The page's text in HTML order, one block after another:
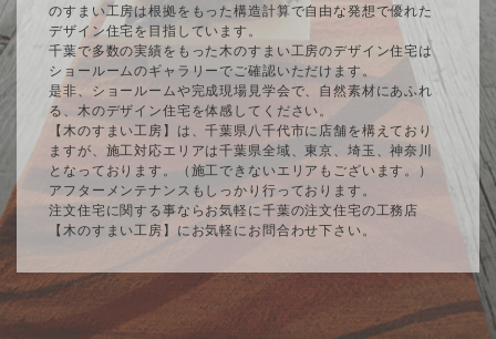
のすまい工房は根拠をもった構造計算で自由な発想で優れた
デザイン住宅を目指しています。
千葉で多数の実績をもった木のすまい工房のデザイン住宅は
ショールームのギャラリーでご確認いただけます。
是非、ショールームや完成現場見学会で、自然素材にあふれ
る、木のデザイン住宅を体感してください。
【木のすまい工房】は、千葉県八千代市に店舗を構えており
ますが、施工対応エリアは千葉県全域、東京、埼玉、神奈川
となっております。（施工できないエリアもございます。）
アフターメンテナンスもしっかり行っております。
注文住宅に関する事ならお気軽に千葉の注文住宅の工務店
【木のすまい工房】にお気軽にお問合わせ下さい。